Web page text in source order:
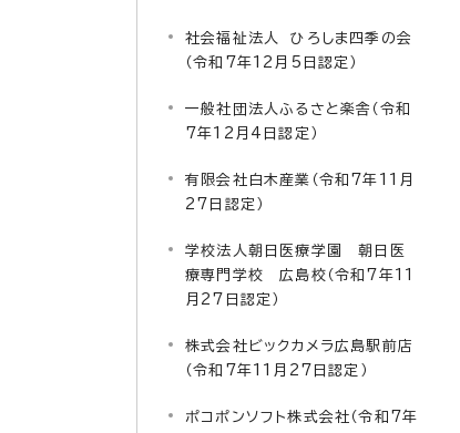
社会福祉法人 ひろしま四季の会
（令和7年12月5日認定）
一般社団法人ふるさと楽舎（令和
7年12月4日認定）
有限会社白木産業（令和7年11月
27日認定）
学校法人朝日医療学園 朝日医
療専門学校 広島校（令和7年11
月27日認定）
株式会社ビックカメラ広島駅前店
（令和7年11月27日認定）
ポコポンソフト株式会社（令和7年